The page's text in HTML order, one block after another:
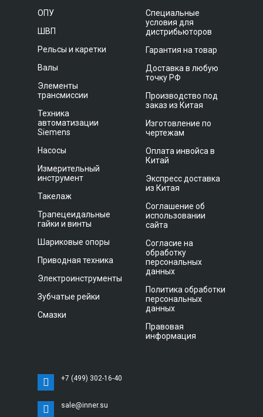
ОПУ
ШВП
Рельсы и каретки
Валы
Элементы
трансмиссии
Техника
автоматизации
Siemens
Насосы
Измерительный
инструмент
Такелаж
Трапецеидальные
гайки и винты
Шариковые опоры
Приводная техника
Электроинструменты
Зубчатые рейки
Смазки
Специальные
условия для
дистрибьюторов
Гарантия на товар
Доставка в любую
точку РФ
Производство под
заказ из Китая
Изготовление по
чертежам
Оплата инвойса в
Китай
Экспресс доставка
из Китая
Соглашение об
использовании
сайта
Согласие на
обработку
персональных
данных
Политика обработки
персональных
данных
Правовая
информация
+7 (499) 302-16-40
sale@inner.su